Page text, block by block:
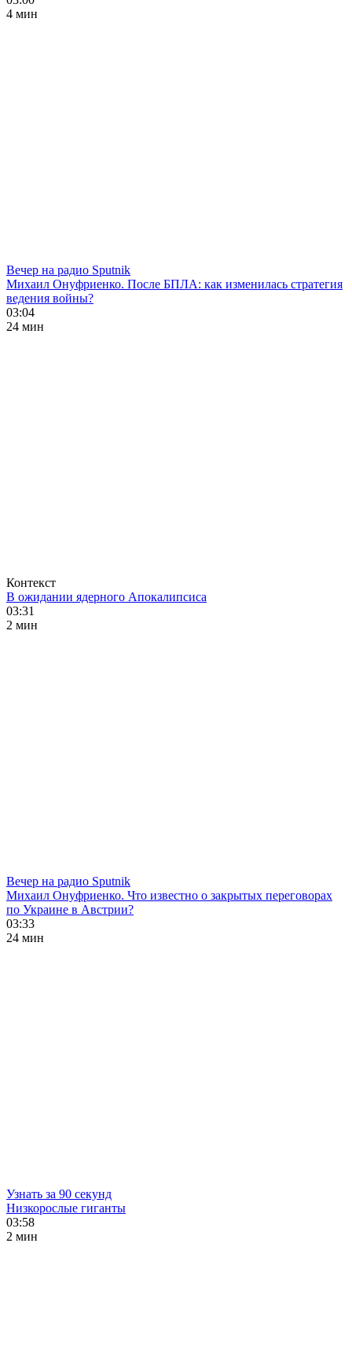
4 мин
Вечер на радио Sputnik
Михаил Онуфриенко. После БПЛА: как изменилась стратегия
ведения войны?
03:04
24 мин
Контекст
В ожидании ядерного Апокалипсиса
03:31
2 мин
Вечер на радио Sputnik
Михаил Онуфриенко. Что известно о закрытых переговорах
по Украине в Австрии?
03:33
24 мин
Узнать за 90 секунд
Низкорослые гиганты
03:58
2 мин